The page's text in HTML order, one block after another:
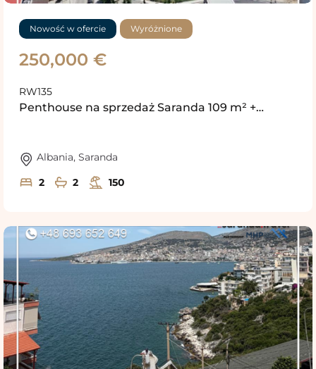
Nowość w ofercie Wyróżnione
250,000 €
RW135
Penthouse na sprzedaż Saranda 109 m² +…
Albania, Saranda
2
2 150